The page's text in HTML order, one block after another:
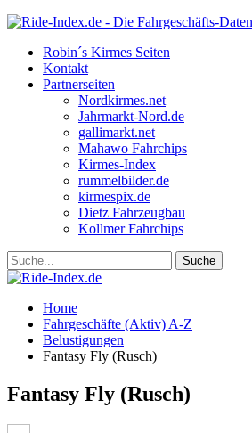
Robin´s Kirmes Seiten
Kontakt
Partnerseiten
Nordkirmes.net
Jahrmarkt-Nord.de
gallimarkt.net
Mahawo Fahrchips
Kirmes-Index
rummelbilder.de
kirmespix.de
Dietz Fahrzeugbau
Kollmer Fahrchips
Home
Fahrgeschäfte (Aktiv) A-Z
Belustigungen
Fantasy Fly (Rusch)
Fantasy Fly (Rusch)